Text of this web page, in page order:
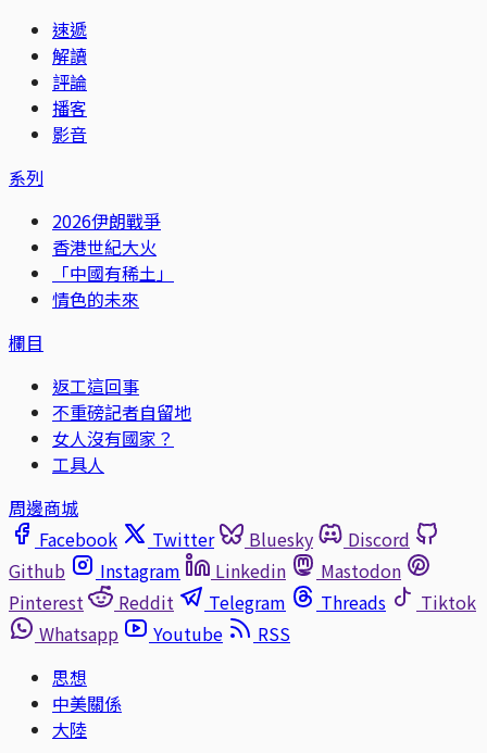
速遞
解讀
評論
播客
影音
系列
2026伊朗戰爭
香港世紀大火
「中國有稀土」
情色的未來
欄目
返工這回事
不重磅記者自留地
女人沒有國家？
工具人
周邊商城
Facebook
Twitter Bluesky
Discord
Github
Instagram Linkedin
Mastodon
Pinterest
Reddit Telegram Threads
Tiktok
Whatsapp
Youtube
RSS
思想
中美關係
大陸